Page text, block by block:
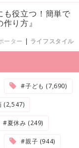
も役立つ！簡単で
り方』
ーター | ライフスタイル
#子ども (7,690)
(2,547)
#夏休み (249)
#親子 (944)